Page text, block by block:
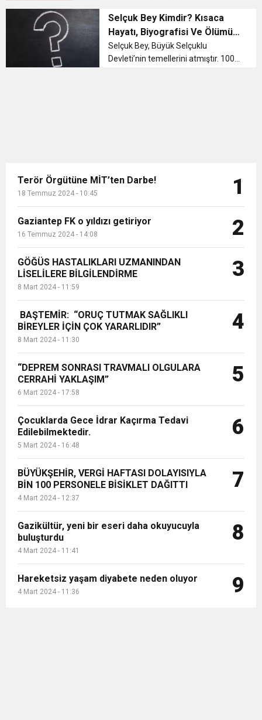
buluşturdu
11:36 Hareketsiz yaşam diyabete neden oluyor
Dr. Öcük, karın germe estetiği ile ilgili bilgi verdi
yüzyılda anonim bir yazar
tarafından kaleme alınmıştır. Dede
Korkut Hikayeleri – Konusu D...
Selçuk Bey Kimdir? Kısaca
Hayatı, Biyografisi Ve Ölümü
Hakkında Bilgiler
Selçuk Bey, Büyük Selçuklu
Devleti’nin temellerini atmıştır. 1009
Terör Örgütüne MİT’ten Darbe!
18 Temmuz 2024 - 10:45 1
Gaziantep FK o yıldızı getiriyor
16 Temmuz 2024 - 14:08 2
GÖĞÜS HASTALIKLARI UZMANINDAN
LİSELİLERE BİLGİLENDİRME
8 Mart 2024 - 11:59
3
BAŞTEMİR: “ORUÇ TUTMAK SAĞLIKLI
BİREYLER İÇİN ÇOK YARARLIDIR”
8 Mart 2024 - 11:30
4
“DEPREM SONRASI TRAVMALI OLGULARA
CERRAHİ YAKLAŞIM”
6 Mart 2024 - 17:58
5
Çocuklarda Gece İdrar Kaçırma Tedavi
Edilebilmektedir.
5 Mart 2024 - 16:48
6
BÜYÜKŞEHİR, VERGİ HAFTASI DOLAYISIYLA
BİN 100 PERSONELE BİSİKLET DAĞITTI
4 Mart 2024 - 12:37
7
Gazikültür, yeni bir eseri daha okuyucuyla
buluşturdu
4 Mart 2024 - 11:41
8
Hareketsiz yaşam diyabete neden oluyor
4 Mart 2024 - 11:36 9